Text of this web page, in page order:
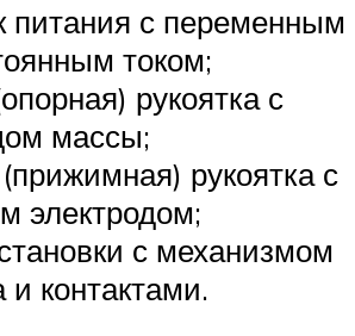
питания с переменным
током;
рукоятка с
массы;
рукоятка с
электродом;
с механизмом
контактами.